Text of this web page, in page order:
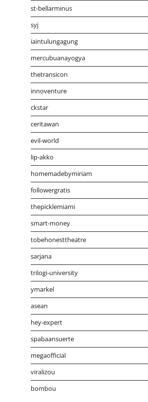
st-bellarminus
syj
iaintulungagung
mercubuanayogya
thetransicon
innoventure
ckstar
ceritawan
evil-world
lip-akko
homemadebymiriam
followergratis
thepicklemiami
smart-money
tobehonesttheatre
sarjana
trilogi-university
ymarkel
asean
hey-expert
spabaansuerte
megaofficial
viralizou
bombou